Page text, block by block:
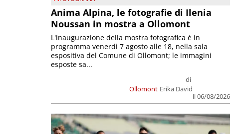
Anima Alpina, le fotografie di Ilenia
Noussan in mostra a Ollomont
Ollomont
di
Erika David
il 06/08/2026
L'inaugurazione della mostra fotografica è in
programma venerdì 7 agosto alle 18, nella sala
espositiva del Comune di Ollomont; le immagini
esposte sa...